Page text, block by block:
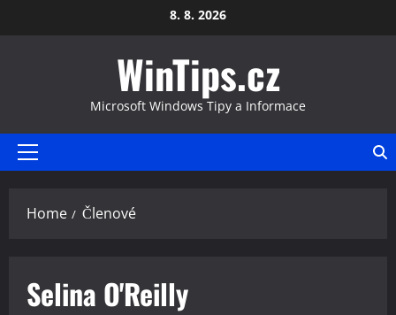
to
8. 8. 2026
WinTips.cz
Microsoft Windows Tipy a Informace
Primary
Home Členové
Selina O'Reilly